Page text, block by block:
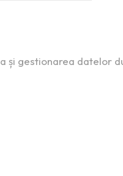
și gestionarea datelor